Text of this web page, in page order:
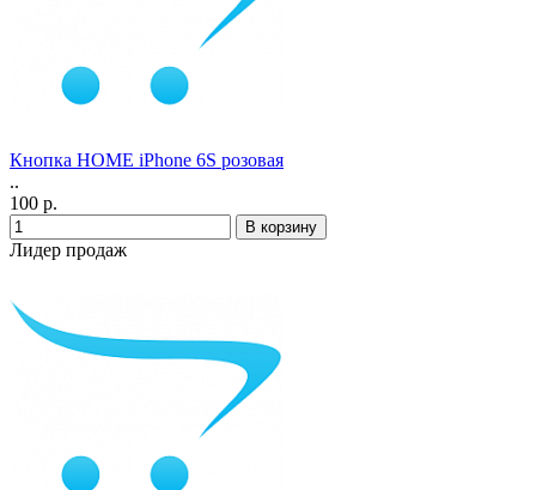
Кнопка HOME iPhone 6S розовая
..
100 р.
Лидер продаж